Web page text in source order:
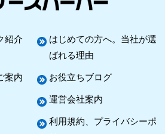
紹介
はじめての方へ。当社が選
ばれる理由
案内 お役立ちブログ
運営会社案内
利用規約、プライバシーポ